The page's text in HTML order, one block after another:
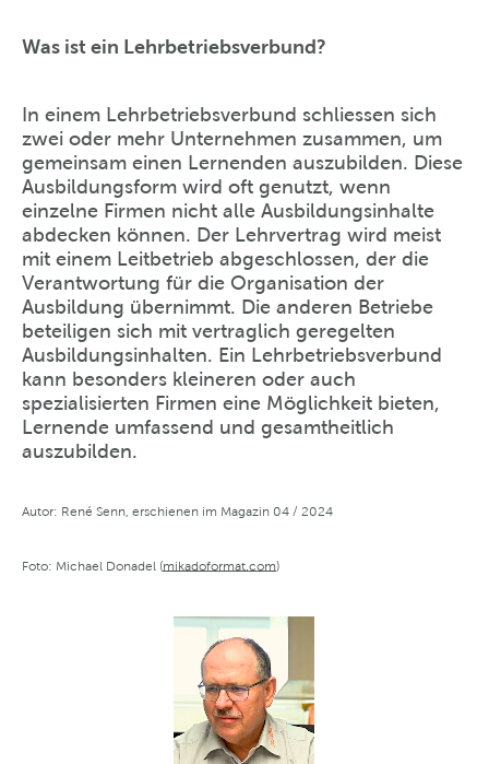
Was ist ein Lehrbetriebsverbund?
In einem Lehrbetriebsverbund schliessen sich
zwei oder mehr Unternehmen zusammen, um
gemeinsam einen Lernenden auszubilden. Diese
Ausbildungsform wird oft genutzt, wenn
einzelne Firmen nicht alle Ausbildungsinhalte
abdecken können. Der Lehrvertrag wird meist
mit einem Leitbetrieb abgeschlossen, der die
Verantwortung für die Organisation der
Ausbildung übernimmt. Die anderen Betriebe
beteiligen sich mit vertraglich geregelten
Ausbildungsinhalten. Ein Lehrbetriebsverbund
kann besonders kleineren oder auch
spezialisierten Firmen eine Möglichkeit bieten,
Lernende umfassend und gesamtheitlich
auszubilden.
Autor: René Senn, erschienen im Magazin 04 / 2024
Foto: Michael Donadel (mikadoformat.com)